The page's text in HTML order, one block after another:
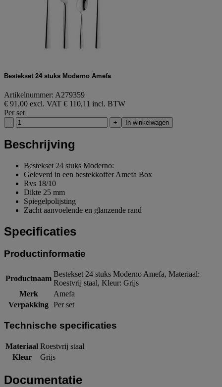
Bestekset 24 stuks Moderno Amefa
Artikelnummer: A279359
€ 91,00 excl. VAT € 110,11 incl. BTW
Per set
- + In winkelwagen
Beschrijving
Bestekset 24 stuks Moderno:
Geleverd in een bestekkoffer Amefa Box
Rvs 18/10
Dikte 25 mm
Spiegelpolijsting
Zacht aanvoelende en glanzende rand
Specificaties
Productinformatie
Productnaam
Bestekset 24 stuks Moderno Amefa, Materiaal:
Roestvrij staal, Kleur: Grijs
Merk
Amefa
Verpakking Per set
Technische specificaties
Materiaal Roestvrij staal
Kleur
Grijs
Documentatie